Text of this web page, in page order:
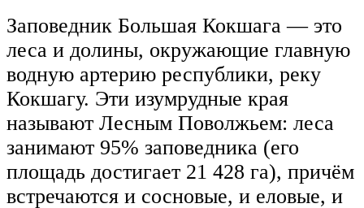
Заповедник Большая Кокшага — это
леса и долины, окружающие главную
водную артерию республики, реку
Кокшагу. Эти изумрудные края
называют Лесным Поволжьем: леса
занимают 95% заповедника (его
площадь достигает 21 428 га), причём
встречаются и сосновые, и еловые, и